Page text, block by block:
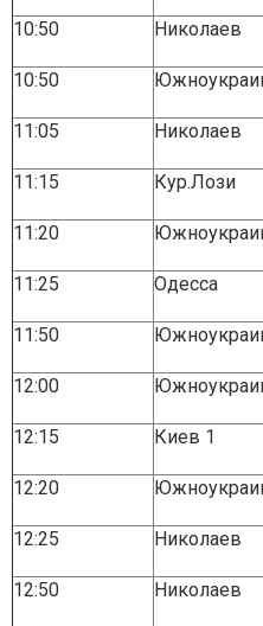
10:50 Николаев
10:50
11:05 Николаев
11:15 Кур.Лози
11:20
11:25 Одесса
11:50
12:00
12:15 Киев 1
12:20
12:25 Николаев
12:50 Николаев